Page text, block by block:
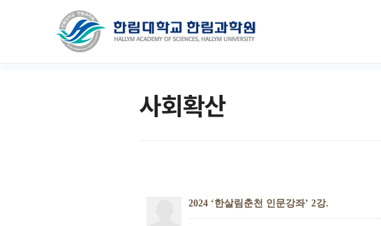
사회확산
2024 ‘한살림춘천 인문강좌’ 2강.